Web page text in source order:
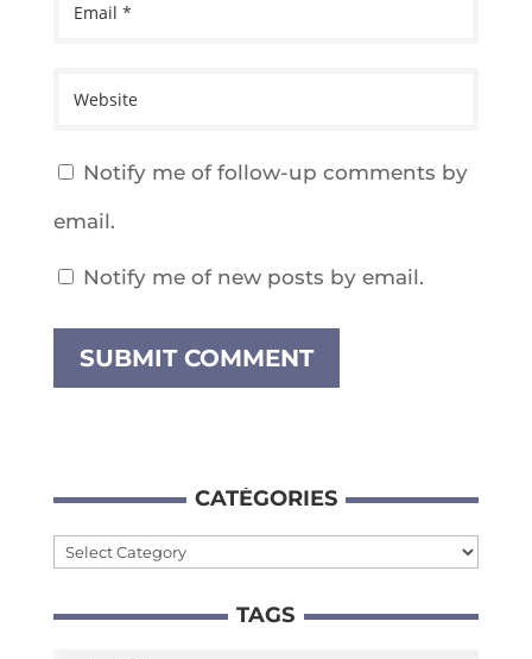
Notify me of follow-up comments by
email.
Notify me of new posts by email.
CATÉ­GO­RIES
Caté­
ries
TAGS